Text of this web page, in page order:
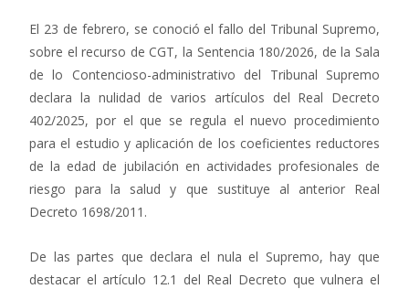
El 23 de febrero, se conoció el fallo del Tribunal Supremo,
sobre el recurso de CGT, la Sentencia 180/2026, de la Sala
de lo Contencioso-administrativo del Tribunal Supremo
declara la nulidad de varios artículos del Real Decreto
402/2025, por el que se regula el nuevo procedimiento
para el estudio y aplicación de los coeficientes reductores
de la edad de jubilación en actividades profesionales de
riesgo para la salud y que sustituye al anterior Real
Decreto 1698/2011.
De las partes que declara el nula el Supremo, hay que
destacar el artículo 12.1 del Real Decreto que vulnera el